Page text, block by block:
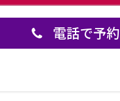
電話で予約